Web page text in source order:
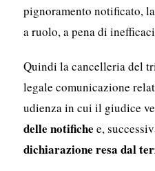
pignoramento notificato,
a ruolo, a pena di
Quindi la cancelleria del
legale comunicazione
udienza in cui il giudice
delle notifiche e,
dichiarazione resa dal